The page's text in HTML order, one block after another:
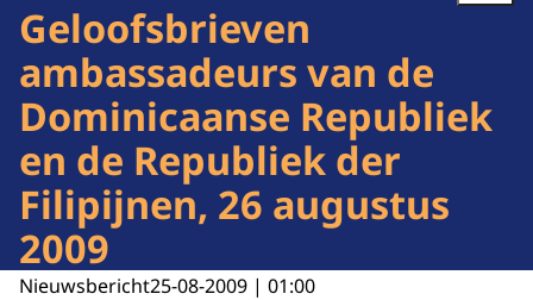
Geloofsbrieven
ambassadeurs van de
Dominicaanse Republiek
en de Republiek der
Filipijnen, 26 augustus
2009
Nieuwsbericht25-08-2009 | 01:00